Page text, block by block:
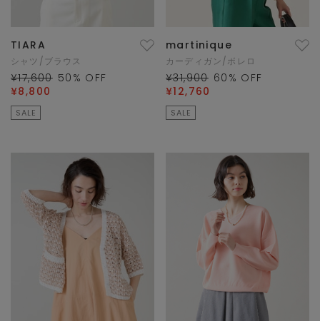
TIARA
シャツ/ブラウス
¥17,600 50 % OFF
¥8,800
SALE
martinique
カーディガン/ボレロ
¥31,900 60 % OFF
¥12,760
SALE